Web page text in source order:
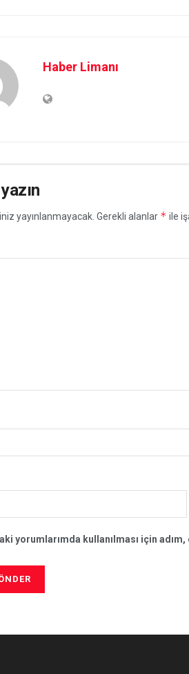
Haber Limanı
yayınlanmayacak. Gerekli alanlar * ile
yorumlarımda kullanılması için